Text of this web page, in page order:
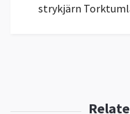
strykjärn